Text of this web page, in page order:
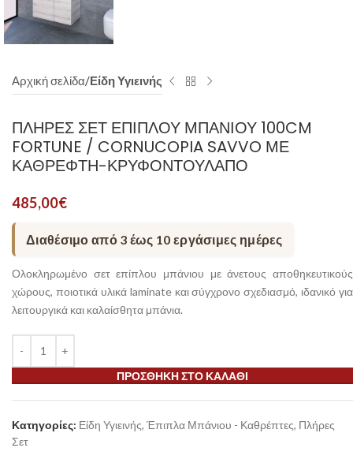
Αρχική σελίδα Είδη Υγιεινής
ΠΛΉΡΕΣ ΣΕΤ ΕΠΊΠΛΟΥ ΜΠΆΝΙΟΥ 100CM
FORTUNE / CORNUCOPIA SAVVO ΜΕ
ΚΑΘΡΈΦΤΗ-ΚΡΥΦΟΝΤΟΎΛΑΠΟ
485,00€
Διαθέσιμο από 3 έως 10 εργάσιμες ημέρες
Ολοκληρωμένο σετ επίπλου μπάνιου με άνετους αποθηκευτικούς
χώρους, ποιοτικά υλικά laminate και σύγχρονο σχεδιασμό, ιδανικό για
λειτουργικά και καλαίσθητα μπάνια.
ΠΡΟΣΘΉΚΗ ΣΤΟ ΚΑΛΆΘΙ
Κατηγορίες: Είδη Υγιεινής, Έπιπλα Μπάνιου - Καθρέπτες, Πλήρες
Σετ